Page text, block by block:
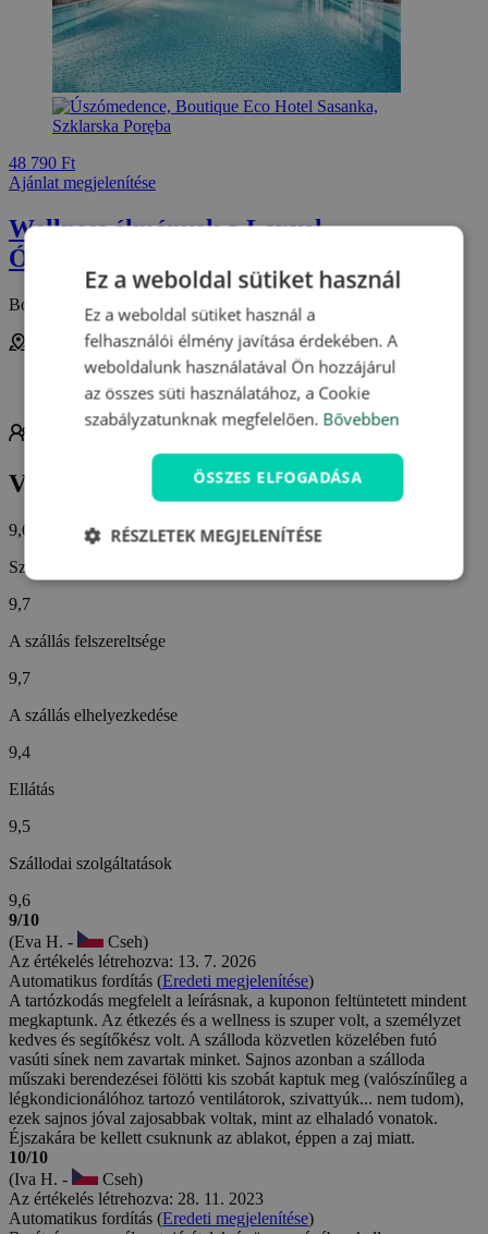
48 790 Ft
Ajánlat megjelenítése
Wellness élmények a Lenyel
Óriáshegységben
Boutique Eco Hotel Sasanka ***
Szklarska Poręba
Lengyelország
Vendégvélemények
9,6/10
Személyzet
9,7
A szállás felszereltsége
9,7
A szállás elhelyezkedése
9,4
Ellátás
9,5
Szállodai szolgáltatások
9,6
9/10
(Eva H. -
Cseh)
Az értékelés létrehozva: 13. 7. 2026
Automatikus fordítás (Eredeti megjelenítése)
A tartózkodás megfelelt a leírásnak, a kuponon feltüntetett mindent
megkaptunk. Az étkezés és a wellness is szuper volt, a személyzet
kedves és segítőkész volt. A szálloda közvetlen közelében futó
vasúti sínek nem zavartak minket. Sajnos azonban a szálloda
műszaki berendezései fölötti kis szobát kaptuk meg (valószínűleg a
légkondicionálóhoz tartozó ventilátorok, szivattyúk... nem tudom),
ezek sajnos jóval zajosabbak voltak, mint az elhaladó vonatok.
Éjszakára be kellett csuknunk az ablakot, éppen a zaj miatt.
10/10
(Iva H. -
Cseh)
Az értékelés létrehozva: 28. 11. 2023
Automatikus fordítás (Eredeti megjelenítése)
Ez a weboldal sütiket használ
Ez a weboldal sütiket használ a
felhasználói élmény javítása érdekében. A
weboldalunk használatával Ön hozzájárul
az összes süti használatához, a Cookie
szabályzatunknak megfelelően. Bővebben
ÖSSZES ELFOGADÁSA
RÉSZLETEK MEGJELENÍTÉSE